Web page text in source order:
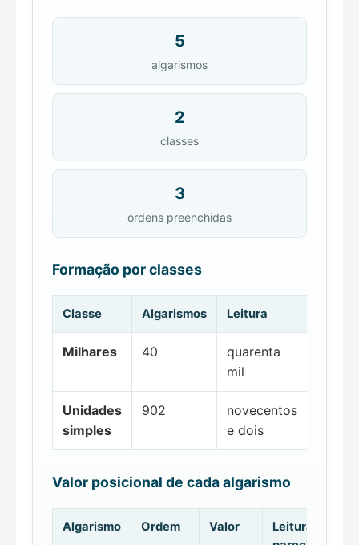
5
algarismos
2
classes
3
ordens preenchidas
Formação por classes
Classe Algarismos Leitura
Milhares 40
quarenta
mil
Unidades
simples
902
novecentos
e dois
Valor posicional de cada algarismo
Algarismo Ordem Valor
Leitura da